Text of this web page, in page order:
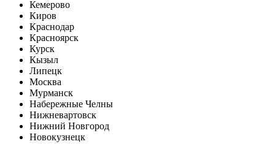
Кемерово
Киров
Краснодар
Красноярск
Курск
Кызыл
Липецк
Москва
Мурманск
Набережные Челны
Нижневартовск
Нижний Новгород
Новокузнецк